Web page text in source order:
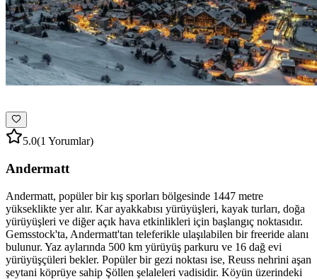
5.0(1 Yorumlar)
Andermatt
Andermatt, popüler bir kış sporları bölgesinde 1447 metre
yükseklikte yer alır. Kar ayakkabısı yürüyüşleri, kayak turları, doğa
yürüyüşleri ve diğer açık hava etkinlikleri için başlangıç noktasıdır.
Gemsstock'ta, Andermatt'tan teleferikle ulaşılabilen bir freeride alanı
bulunur. Yaz aylarında 500 km yürüyüş parkuru ve 16 dağ evi
yürüyüşçüleri bekler. Popüler bir gezi noktası ise, Reuss nehrini aşan
şeytani köprüye sahip Şöllen şelaleleri vadisidir. Köyün üzerindeki